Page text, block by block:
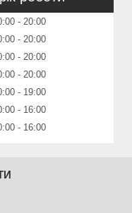
20:00
20:00
20:00
20:00
19:00
16:00
16:00